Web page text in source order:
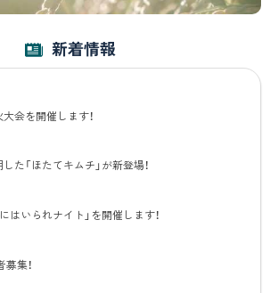
新着情報
会を開催します！
た「ほたてキムチ」が新登場！
はいられナイト」を開催します！
集！